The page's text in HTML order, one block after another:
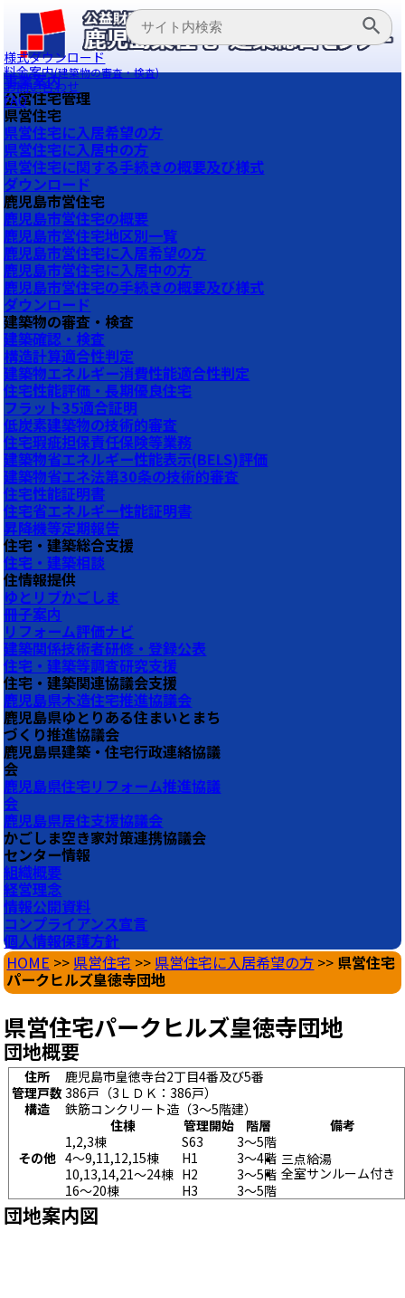
様式ダウンロード
料金案内(建築物の審査・検査)
お問い合わせ
FAQ
事業案内
公営住宅管理
県営住宅
県営住宅に入居希望の方
県営住宅に入居中の方
県営住宅に関する手続きの概要及び様式
ダウンロード
鹿児島市営住宅
鹿児島市営住宅の概要
鹿児島市営住宅地区別一覧
鹿児島市営住宅に入居希望の方
鹿児島市営住宅に入居中の方
鹿児島市営住宅の手続きの概要及び様式
ダウンロード
建築物の審査・検査
建築確認・検査
構造計算適合性判定
建築物エネルギー消費性能適合性判定
住宅性能評価・長期優良住宅
フラット35適合証明
低炭素建築物の技術的審査
住宅瑕疵担保責任保険等業務
建築物省エネルギー性能表示(BELS)評価
建築物省エネ法第30条の技術的審査
住宅性能証明書
住宅省エネルギー性能証明書
昇降機等定期報告
住宅・建築総合支援
住宅・建築相談
住情報提供
ゆとリブかごしま
冊子案内
リフォーム評価ナビ
建築関係技術者研修・登録公表
住宅・建築等調査研究支援
住宅・建築関連協議会支援
鹿児島県木造住宅推進協議会
鹿児島県ゆとりある住まいとまち
づくり推進協議会
鹿児島県建築・住宅行政連絡協議
会
鹿児島県住宅リフォーム推進協議
会
鹿児島県居住支援協議会
かごしま空き家対策連携協議会
センター情報
組織概要
経営理念
情報公開資料
コンプライアンス宣言
個人情報保護方針
HOME >> 県営住宅 >> 県営住宅に入居希望の方 >> 県営住宅
パークヒルズ皇徳寺団地
県営住宅パークヒルズ皇徳寺団地
団地概要
住所
鹿児島市皇徳寺台2丁目4番及び5番
管理戸数386戸（3ＬＤＫ：386戸）
構造
鉄筋コンクリート造（3～5階建）
その他
住棟 管理開始 階層
備考
1,2,3棟
S63
3～5階
三点給湯
全室サンルーム付き
4～9,11,12,15棟 H1
3～4階
10,13,14,21～24棟 H2
3～5階
16～20棟
H3 3～5階
団地案内図